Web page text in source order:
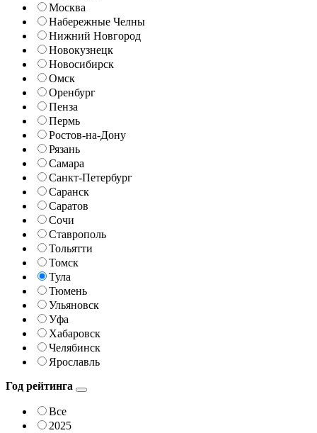
Москва
Набережные Челны
Нижний Новгород
Новокузнецк
Новосибирск
Омск
Оренбург
Пенза
Пермь
Ростов-на-Дону
Рязань
Самара
Санкт-Петербург
Саранск
Саратов
Сочи
Ставрополь
Тольятти
Томск
Тула
Тюмень
Ульяновск
Уфа
Хабаровск
Челябинск
Ярославль
Год рейтинга
Все
2025